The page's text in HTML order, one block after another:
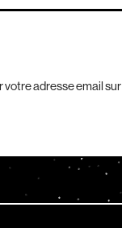
votre adresse email sur